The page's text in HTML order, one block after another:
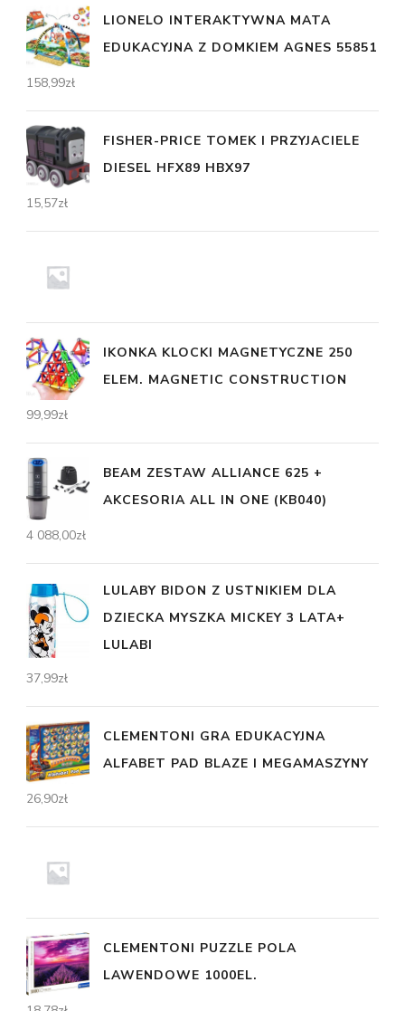
LIONELO INTERAKTYWNA MATA
EDUKACYJNA Z DOMKIEM AGNES 55851
158,99zł
FISHER-PRICE TOMEK I PRZYJACIELE
DIESEL HFX89 HBX97
15,57zł
IKONKA KLOCKI MAGNETYCZNE 250
ELEM. MAGNETIC CONSTRUCTION
99,99zł
BEAM ZESTAW ALLIANCE 625 +
AKCESORIA ALL IN ONE (KB040)
4 088,00zł
LULABY BIDON Z USTNIKIEM DLA
DZIECKA MYSZKA MICKEY 3 LATA+
LULABI
37,99zł
CLEMENTONI GRA EDUKACYJNA
ALFABET PAD BLAZE I MEGAMASZYNY
26,90zł
CLEMENTONI PUZZLE POLA
LAWENDOWE 1000EL.